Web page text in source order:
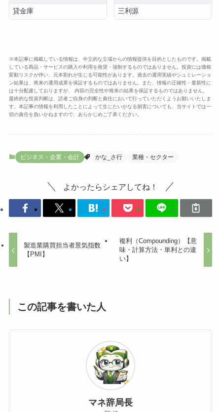
貸金庫 三利源
※本記事に掲載している情報は、中立的な立場からの情報提供を目的としたものです。掲載
している商品・サービスの購入や利用を推奨・強制するものではありません。投資には価格
変動リスクが伴い、元本割れが生じる可能性があります。過去の運用実績やシュミレーショ
ン結果は、将来の運用成果を保証するものではありません。また、情報の正確性・最新性に
は十分配慮しておりますが、 内容の完全性や将来の結果を保証するものではありません。
最終的な投資判断は、読者ご自身の判断と責任において行っていただくようお願いいたしま
す。本記事の情報を利用したことによって生じたいかなる損害についても、当サイトでは一
切の責任を負いかねますので、あらかじめご了承ください。
ビジネス・企業・会計 かな_さ行 業種・セクター
よかったらシェアしてね！
製造業購買担当者景気指数
【PMI】
複利（Compounding）【意
味・計算方法・単利との違
い】
この記事を書いた人
マネ辞局長